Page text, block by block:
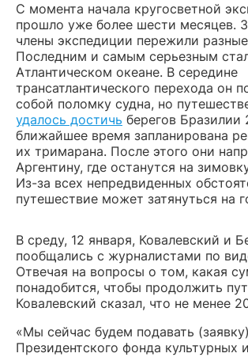
С момента начала кругосветной
прошло уже более шести месяцев.
члены экспедиции пережили
Последним и самым серьезным
Атлантическом океане. В середине
трансатлантического перехода он
собой поломку судна, но
удалось достичь берегов Бразилии
ближайшее время запланирована
их тримарана. После этого они
Аргентину, где останутся на
Из-за всех непредвиденных
путешествие может затянуться на
В среду, 12 января, Ковалевский и
пообщались с журналистами по
Отвечая на вопросы о том, какая
понадобится, чтобы продолжить
Ковалевский сказал, что не менее
«Мы сейчас будем подавать
Президентского фонда культурных